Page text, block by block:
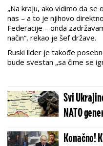
„Na kraju, ako vidimo da
nas – a to je njihovo
Federacije – onda
način“, rekao je šef države.
Ruski lider je takođe
bude svestan „sa čime se
Svi
NATO
Poljskoj i
Konačno!